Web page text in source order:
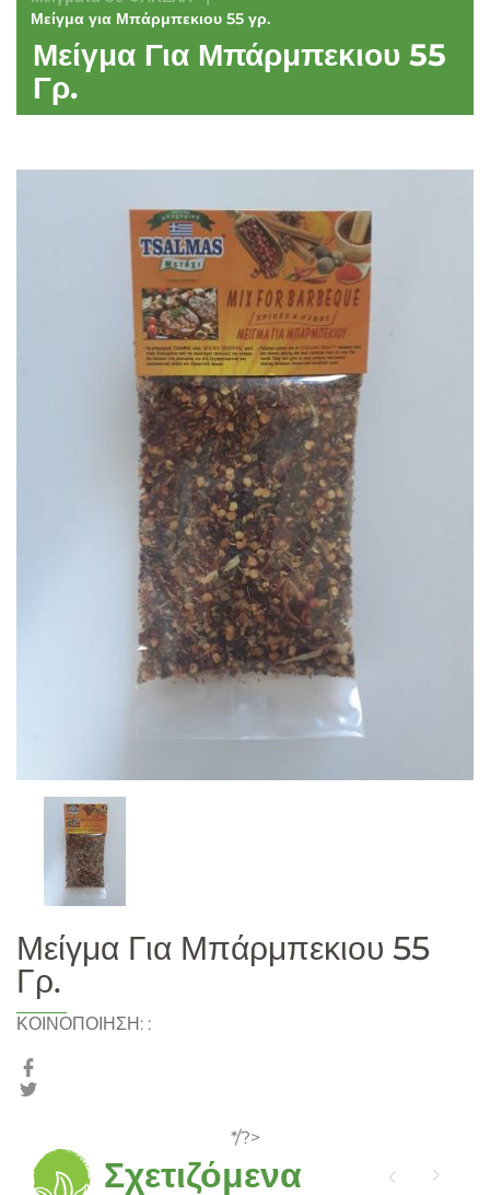
Μείγμα για Μπάρμπεκιου 55 γρ.
Μείγμα Για Μπάρμπεκιου 55
Γρ.
Μείγμα Για Μπάρμπεκιου 55
Γρ.
ΚΟΙΝΟΠΟΙΗΣΗ: :
*/?>
Σχετιζόμενα